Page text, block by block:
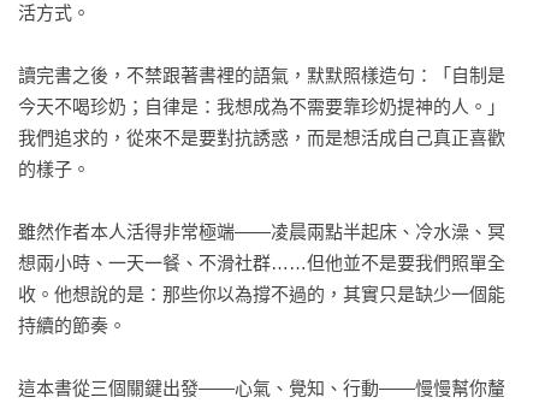
第十七章   PAW方法
PAW步驟二：覺知
PAW步驟三：意志力
第十八章   技巧一：轉移焦點
步驟二：銘記心氣
步驟三：善待未來的自己
結果：衝突不再
負面再評估
活方式。
讀完書之後，不禁跟著書裡的語氣，默默照樣造句：「自制是
今天不喝珍奶；自律是：我想成為不需要靠珍奶提神的人。」
我們追求的，從來不是要對抗誘惑，而是想活成自己真正喜歡
的樣子。
雖然作者本人活得非常極端——凌晨兩點半起床、冷水澡、冥
想兩小時、一天一餐、不滑社群……但他並不是要我們照單全
收。他想說的是：那些你以為撐不過的，其實只是缺少一個能
持續的節奏。
這本書從三個關鍵出發——心氣、覺知、行動——慢慢幫你釐